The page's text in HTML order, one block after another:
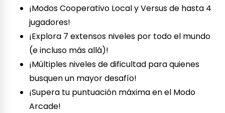
¡Modos Cooperativo Local y Versus de hasta 4
jugadores!
¡Explora 7 extensos niveles por todo el mundo
(e incluso más allá)!
¡Múltiples niveles de dificultad para quienes
busquen un mayor desafío!
¡Supera tu puntuación máxima en el Modo
Arcade!